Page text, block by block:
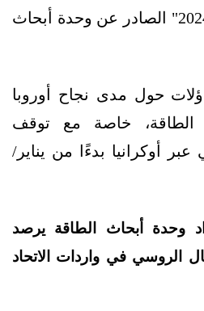
العربية والعالمية في 2024" الصادر عن وحدة أبحاث
حول مدى نجاح أوروبا
الطاقة، خاصة مع توقف
عبر أوكرانيا بدءًا من يناير/
وحدة أبحاث الطاقة يرصد
الروسي في واردات الاتحاد